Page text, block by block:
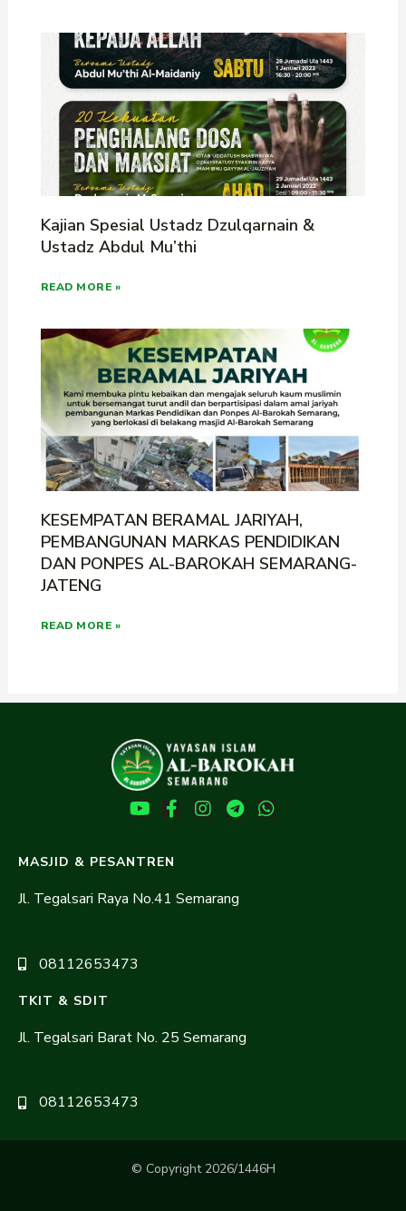
Kajian Spesial Ustadz Dzulqarnain &
Ustadz Abdul Mu’thi
READ MORE »
KESEMPATAN BERAMAL JARIYAH,
PEMBANGUNAN MARKAS PENDIDIKAN
DAN PONPES AL-BAROKAH SEMARANG-
JATENG
READ MORE »
MASJID & PESANTREN
Jl. Tegalsari Raya No.41 Semarang
08112653473
TKIT & SDIT
Jl. Tegalsari Barat No. 25 Semarang
08112653473
© Copyright 2026/1446H